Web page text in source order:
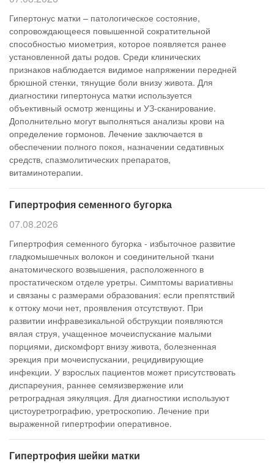
Гипертонус матки – патологическое состояние,
сопровождающееся повышенной сократительной
способностью миометрия, которое появляется ранее
установленной даты родов. Среди клинических
признаков наблюдается видимое напряжении передней
брюшной стенки, тянущие боли внизу живота. Для
диагностики гипертонуса матки используется
объективный осмотр женщины и УЗ-сканирование.
Дополнительно могут выполняться анализы крови на
определение гормонов. Лечение заключается в
обеспечении полного покоя, назначении седативных
средств, спазмолитических препаратов,
витаминотерапии.
Гипертрофия семенного бугорка
07.08.2026
Гипертрофия семенного бугорка - избыточное развитие
гладкомышечных волокон и соединительной ткани
анатомического возвышения, расположенного в
простатическом отделе уретры. Симптомы вариативны
и связаны с размерами образования: если препятствий
к оттоку мочи нет, проявления отсутствуют. При
развитии инфравезикальной обструкции появляются
вялая струя, учащенное мочеиспускание малыми
порциями, дискомфорт внизу живота, болезненная
эрекция при мочеиспускании, рецидивирующие
инфекции. У взрослых пациентов может присутствовать
диспареуния, раннее семяизвержение или
ретроградная эякуляция. Для диагностики используют
цистоуретрографию, уретроскопию. Лечение при
выраженной гипертрофии оперативное.
Гипертрофия шейки матки